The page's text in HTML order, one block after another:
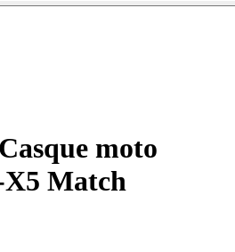
Casque moto
Match